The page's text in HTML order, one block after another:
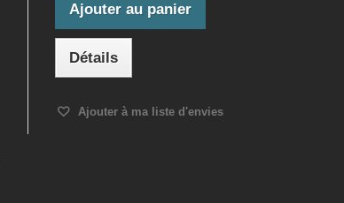
Ajouter au panier
Détails
Ajouter à ma liste d'envies